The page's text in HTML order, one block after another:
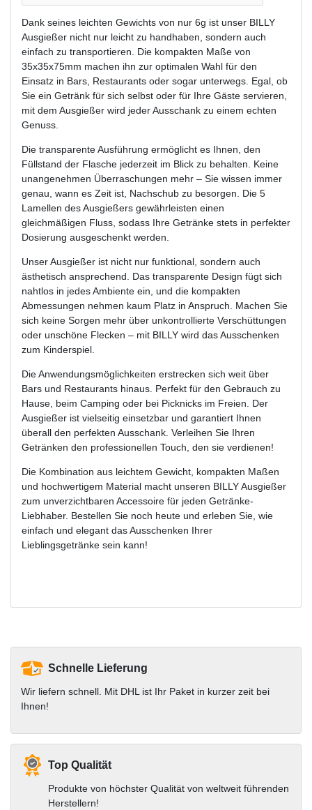
Dank seines leichten Gewichts von nur 6g ist unser BILLY
Ausgießer nicht nur leicht zu handhaben, sondern auch
einfach zu transportieren. Die kompakten Maße von
35x35x75mm machen ihn zur optimalen Wahl für den
Einsatz in Bars, Restaurants oder sogar unterwegs. Egal, ob
Sie ein Getränk für sich selbst oder für Ihre Gäste servieren,
mit dem Ausgießer wird jeder Ausschank zu einem echten
Genuss.
Die transparente Ausführung ermöglicht es Ihnen, den
Füllstand der Flasche jederzeit im Blick zu behalten. Keine
unangenehmen Überraschungen mehr – Sie wissen immer
genau, wann es Zeit ist, Nachschub zu besorgen. Die 5
Lamellen des Ausgießers gewährleisten einen
gleichmäßigen Fluss, sodass Ihre Getränke stets in perfekter
Dosierung ausgeschenkt werden.
Unser Ausgießer ist nicht nur funktional, sondern auch
ästhetisch ansprechend. Das transparente Design fügt sich
nahtlos in jedes Ambiente ein, und die kompakten
Abmessungen nehmen kaum Platz in Anspruch. Machen Sie
sich keine Sorgen mehr über unkontrollierte Verschüttungen
oder unschöne Flecken – mit BILLY wird das Ausschenken
zum Kinderspiel.
Die Anwendungsmöglichkeiten erstrecken sich weit über
Bars und Restaurants hinaus. Perfekt für den Gebrauch zu
Hause, beim Camping oder bei Picknicks im Freien. Der
Ausgießer ist vielseitig einsetzbar und garantiert Ihnen
überall den perfekten Ausschank. Verleihen Sie Ihren
Getränken den professionellen Touch, den sie verdienen!
Die Kombination aus leichtem Gewicht, kompakten Maßen
und hochwertigem Material macht unseren BILLY Ausgießer
zum unverzichtbaren Accessoire für jeden Getränke-
Liebhaber. Bestellen Sie noch heute und erleben Sie, wie
einfach und elegant das Ausschenken Ihrer
Lieblingsgetränke sein kann!
Schnelle Lieferung
Wir liefern schnell. Mit DHL ist Ihr Paket in kurzer zeit bei
Ihnen!
Top Qualität
Produkte von höchster Qualität von weltweit führenden
Herstellern!